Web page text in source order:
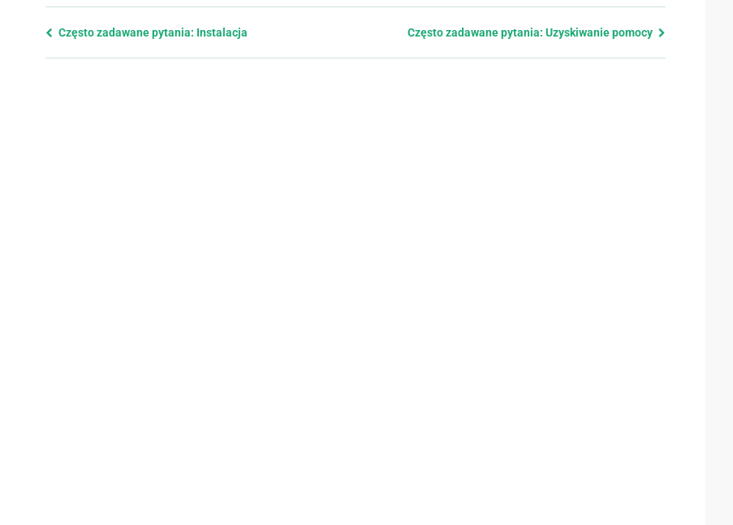
Previous
Często zadawane pytania: Instalacja Często zadawane pytania: Uzyskiwanie pomocy